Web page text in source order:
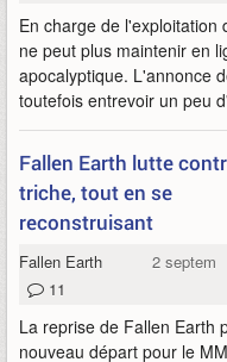
En charge de l'exploitation
ne peut plus maintenir en
apocalyptique. L'annonce
toutefois entrevoir un peu
Fallen Earth lutte
triche, tout en se
reconstruisant
Fallen Earth
2
11
La reprise de Fallen Earth
nouveau départ pour le